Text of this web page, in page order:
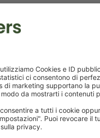
adesso
IVA esclusa
CHF 90.66